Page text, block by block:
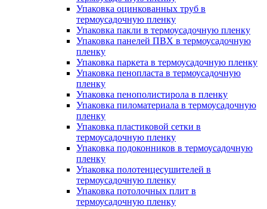
Упаковка оцинкованных труб в
термоусадочную пленку
Упаковка пакли в термоусадочную пленку
Упаковка панелей ПВХ в термоусадочную
пленку
Упаковка паркета в термоусадочную пленку
Упаковка пенопласта в термоусадочную
пленку
Упаковка пенополистирола в пленку
Упаковка пиломатериала в термоусадочную
пленку
Упаковка пластиковой сетки в
термоусадочную пленку
Упаковка подоконников в термоусадочную
пленку
Упаковка полотенцесушителей в
термоусадочную пленку
Упаковка потолочных плит в
термоусадочную пленку